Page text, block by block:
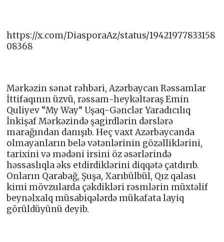
https://x.com/DiasporaAz/status/19421977833158
08368
Mərkəzin sənət rəhbəri, Azərbaycan Rəssamlar
İttifaqının üzvü, rəssam-heykəltəraş Emin
Quliyev “My Way” Uşaq-Gənclər Yaradıcılıq
İnkişaf Mərkəzində şagirdlərin dərslərə
marağından danışıb. Heç vaxt Azərbaycanda
olmayanların belə vətənlərinin gözəlliklərini,
tarixini və mədəni irsini öz əsərlərində
həssaslıqla əks etdirdiklərini diqqətə çatdırıb.
Onların Qarabağ, Şuşa, Xarıbülbül, Qız qalası
kimi mövzularda çəkdikləri rəsmlərin müxtəlif
beynəlxalq müsabiqələrdə mükafata layiq
görüldüyünü deyib.